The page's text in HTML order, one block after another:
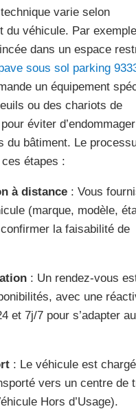
varie selon
du véhicule. Par
dans un espace
sous sol parking
un équipement
ou des chariots de
éviter
du bâtiment. Le
étapes :
à distance : Vous
(marque, modèle,
la faisabilité de
: Un rendez-vous
avec une
et 7j/7 pour s’adapter
: Le véhicule est
vers un centre de
Hors d’Usage).